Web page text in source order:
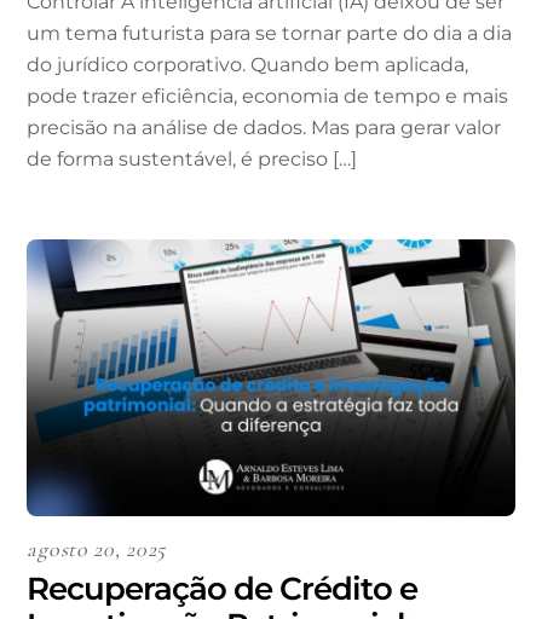
um tema futurista para se tornar parte do dia a dia
do jurídico corporativo. Quando bem aplicada,
pode trazer eficiência, economia de tempo e mais
precisão na análise de dados. Mas para gerar valor
de forma sustentável, é preciso […]
agosto 20, 2025
Recuperação de Crédito e